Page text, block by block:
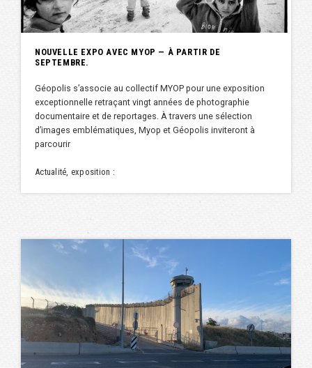
NOUVELLE EXPO AVEC MYOP — À PARTIR DE
SEPTEMBRE.
Géopolis s’associe au collectif MYOP pour une exposition
exceptionnelle retraçant vingt années de photographie
documentaire et de reportages. À travers une sélection
d’images emblématiques, Myop et Géopolis inviteront à
parcourir
Actualité, exposition :